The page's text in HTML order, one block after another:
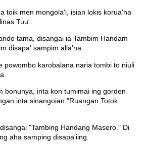
toik men mongola'i, isian lokis korua'na
Tuu'.
tama, disangai ia Tambim Handam
disapa' sampim alla'na.
powombo karobalana naria tombi to niuli
bonunya, inta kon tumimai ing gorden
inta sinangoian "Ruangan Totok
"Tambing Handang Masero." Di
aha samping disapa'iing.